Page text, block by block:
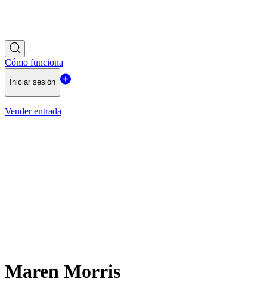
Cómo funciona
Iniciar sesión
Vender entrada
Maren Morris